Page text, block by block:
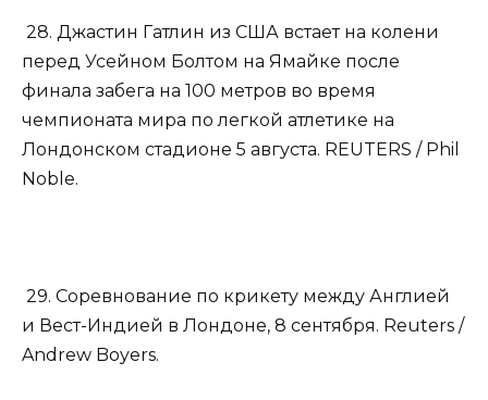
28. Джастин Гатлин из США встает на колени
перед Усейном Болтом на Ямайке после
финала забега на 100 метров во время
чемпионата мира по легкой атлетике на
Лондонском стадионе 5 августа. REUTERS / Phil
Noble.
29. Соревнование по крикету между Англией
и Вест-Индией в Лондоне, 8 сентября. Reuters /
Andrew Boyers.